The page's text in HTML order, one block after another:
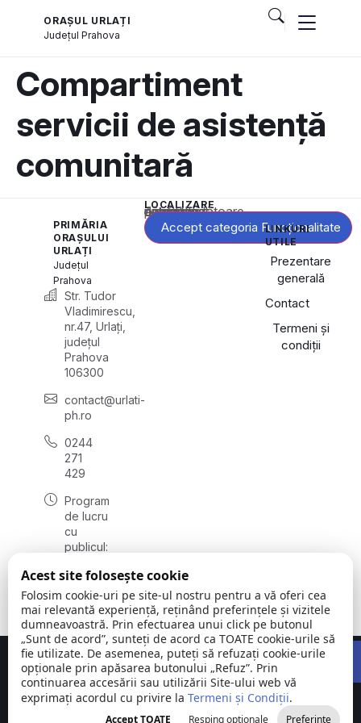
ORAȘUL URLAȚI
JudețulPrahova
Compartiment
servicii de asistență
comunitară
PRIMĂRIA
ORAȘULUI
URLAȚI
Județul
Prahova
Str. Tudor
Vladimirescu,
nr.47, Urlați,
județul
Prahova
106300
contact@urlati-
ph.ro
0244
271
429
Program
de lucru
cu
publicul:
vineri
08:00 -
16:30
LOCALIZARE
Acest conținut este blocat până când acceptați categoria corespunzătoare de cookie-uri.
Accept categoria Funcționalitate
LINKURI
UTILE
Prezentare
generală
Contact
Termeni și
condiții
Orașul Urlați |
Județul
©
2026
Toate
drepturile
Concept realizat deBig Media Relații Publice SRL
Acest site folosește cookie
Folosim cookie-uri pe site-ul nostru pentru a vă oferi cea
mai relevantă experiență, reținând preferințele și vizitele
dumneavoastră. Prin efectuarea unui click pe butonul
„Sunt de acord”, sunteți de acord ca TOATE cookie-urile să
fie utilizate. De asemenea, puteți să refuzați cookie-urile
opționale prin apăsarea butonului „Refuz”. Prin
continuarea accesării sau utilizării Site-ului web vă
exprimați acordul cu privire la Termeni și Condiții.
Accept TOATE Resping opționale Preferințe